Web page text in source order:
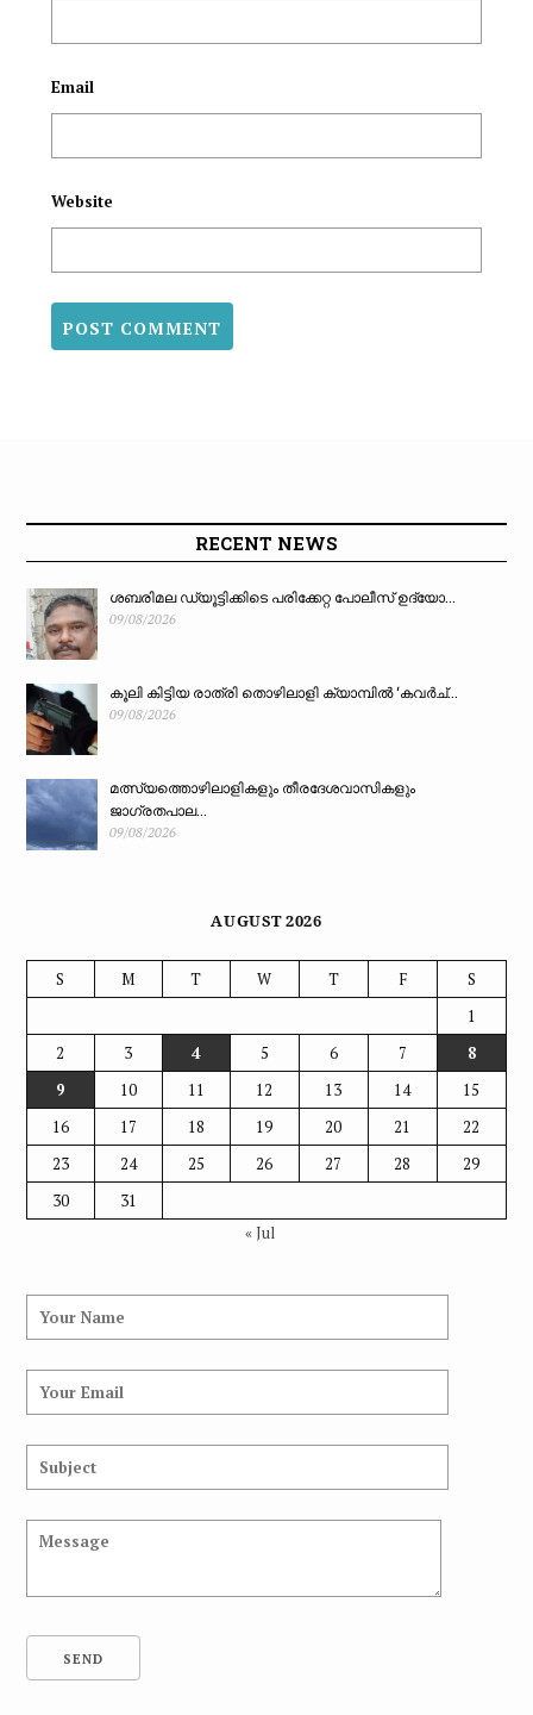
Email
Website
RECENT NEWS
ശബരിമല ഡ്യൂട്ടിക്കിടെ പരിക്കേറ്റ പോലീസ് ഉദ്യോ...
09/08/2026
കൂലി കിട്ടിയ രാത്രി തൊഴിലാളി ക്യാമ്പിൽ ‘കവർച്...
09/08/2026
മത്സ്യത്തൊഴിലാളികളും തീരദേശവാസികളും
ജാഗ്രതപാല...
09/08/2026
AUGUST 2026
S M T W T F
S
1
2
3 4 5 6 7
8
9
10 11 12 13 14
15
16
17 18 19 20 21
22
23
24 25 26 27 28
29
30
31
« Jul